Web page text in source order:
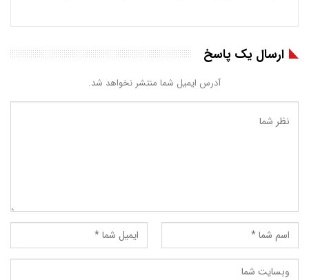
ارسال یک پاسخ
آدرس ایمیل شما منتشر نخواهد شد.